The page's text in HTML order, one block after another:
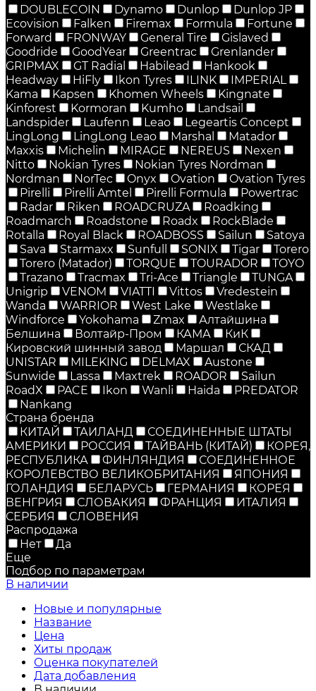
DOUBLECOIN
Dynamo Dunlop
Dunlop JP
Ecovision
Falken Firemax Formula
Fortune
Forward
FRONWAY General Tire
Gislaved
Goodride
GoodYear Greentrac
Grenlander
GRIPMAX
GT Radial Habilead
Hankook
Headway
HiFly Ikon Tyres ILINK
IMPERIAL
Kama
Kapsen Khomen Wheels
Kingnate
Kinforest
Kormoran Kumho
Landsail
Landspider
Laufenn Leao
Legeartis Concept
LingLong
LingLong Leao Marshal
Matador
Maxxis
Michelin MIRAGE NEREUS
Nexen
Nitto
Nokian Tyres
Nokian Tyres Nordman
Nordman
NorTec Onyx Ovation
Ovation Tyres
Pirelli
Pirelli Amtel Pirelli Formula
Powertrac
Radar
Riken ROADCRUZA
Roadking
Roadmarch
Roadstone Roadx
RockBlade
Rotalla
Royal Black ROADBOSS Sailun
Satoya
Sava
Starmaxx Sunfull SONIX Tigar
Torero
Torero (Matador)
TORQUE TOURADOR
TOYO
Trazano
Tracmax Tri-Ace Triangle
TUNGA
Unigrip
VENOM VIATTI Vittos
Vredestein
Wanda
WARRIOR West Lake
Westlake
Windforce
Yokohama Zmax
Алтайшина
Белшина
Волтайр-Пром КАМА
КиК
Кировский шинный завод
Маршал
СКАД
UNISTAR
MILEKING DELMAX
Austone
Sunwide
Lassa Maxtrek ROADOR
Sailun
RoadX
PACE Ikon Wanli Haida
PREDATOR
Nankang
Страна бренда
КИТАЙ
ТАИЛАНД
СОЕДИНЕННЫЕ ШТАТЫ
АМЕРИКИ
РОССИЯ ТАЙВАНЬ (КИТАЙ)
КОРЕЯ,
РЕСПУБЛИКА
ФИНЛЯНДИЯ
СОЕДИНЕННОЕ
КОРОЛЕВСТВО ВЕЛИКОБРИТАНИЯ
ЯПОНИЯ
ГОЛАНДИЯ
БЕЛАРУСЬ ГЕРМАНИЯ
КОРЕЯ
ВЕНГРИЯ
СЛОВАКИЯ ФРАНЦИЯ
ИТАЛИЯ
СЕРБИЯ
СЛОВЕНИЯ
Распродажа
Нет
Да
Еще
Подбор по параметрам
В наличии
Новые и популярные
Название
Цена
Хиты продаж
Оценка покупателей
Дата добавления